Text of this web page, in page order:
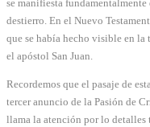
se manifiesta
destierro. En el Nuevo
que se había hecho visible en
el apóstol San Juan.
Recordemos que el pasaje de
tercer anuncio de la Pasión de
llama la atención por lo detalles